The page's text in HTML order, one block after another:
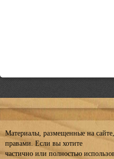
Материалы, размещенные на
правами. Если вы хотите
частично или полностью